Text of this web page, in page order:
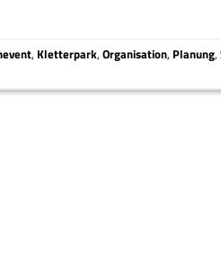
, Kletterpark,Organisation, Planung,